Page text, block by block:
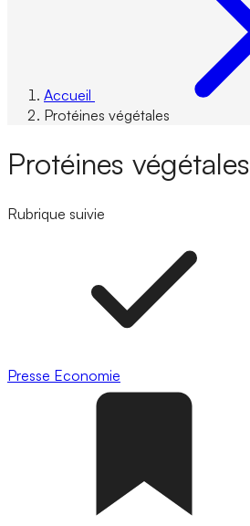
Accueil
Protéines végétales
Protéines végétales
Rubrique suivie
Presse Economie